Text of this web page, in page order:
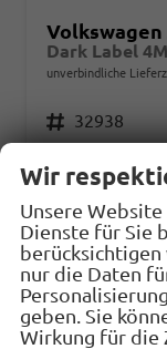
Dark Label
unverbindliche
Fahrzeugnr. 32938
Leistung177 kW
31.07.2026
57.392,– €
incl. 19% MwSt.
Verbrauch
CO2-Klasse: G
Wir
Unsere
Dienste für Sie
nur die Daten
geben. Sie
Wirkung für die